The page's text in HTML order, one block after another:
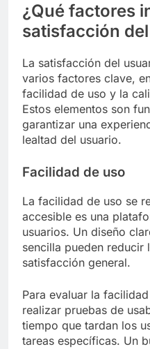
¿Qué factores
satisfacción
La satisfacción del
varios factores clave,
facilidad de uso y la
Estos elementos son
garantizar una
lealtad del usuario.
Facilidad de uso
La facilidad de uso se
accesible es una
usuarios. Un diseño
sencilla pueden reducir
satisfacción general.
Para evaluar la
realizar pruebas de
tiempo que tardan los
tareas específicas. Un